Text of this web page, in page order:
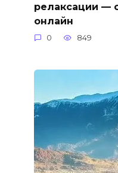
релаксации —
онлайн
0 849